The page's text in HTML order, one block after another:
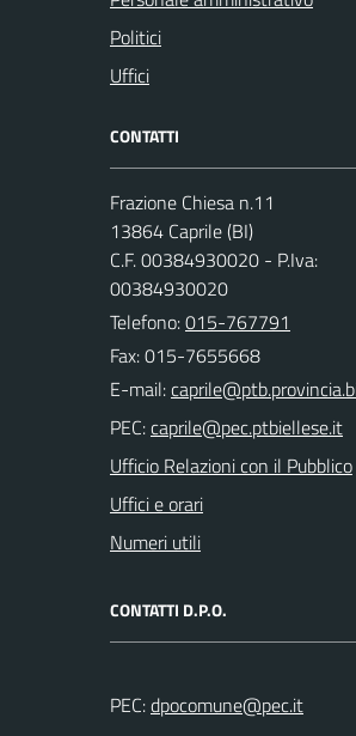
Politici
Uffici
CONTATTI
Frazione Chiesa n.11
13864 Caprile (BI)
C.F. 00384930020 - P.Iva:
00384930020
Telefono:015-767791
Fax: 015-7655668
E-mail:
PEC:
Ufficio Relazioni con il Pubblico
Uffici e orari
Numeri utili
CONTATTI D.P.O.
PEC: